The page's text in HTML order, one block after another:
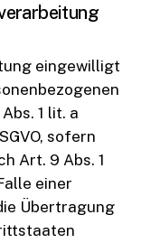
eingewilligt
1 lit. a
sofern
Art. 9 Abs. 1
einer
Übertragung